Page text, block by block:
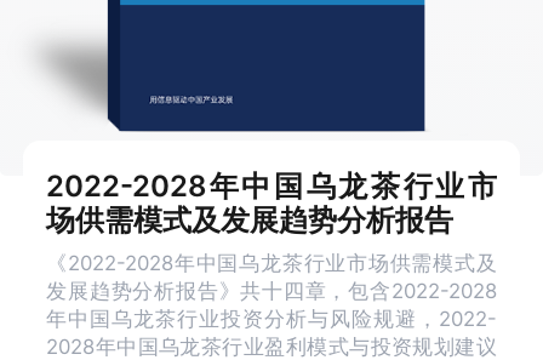
2022-2028年中国乌龙茶行业市
场供需模式及发展趋势分析报告
《2022-2028年中国乌龙茶行业市场供需模式及
发展趋势分析报告》共十四章，包含2022-2028
年中国乌龙茶行业投资分析与风险规避，2022-
2028年中国乌龙茶行业盈利模式与投资规划建议